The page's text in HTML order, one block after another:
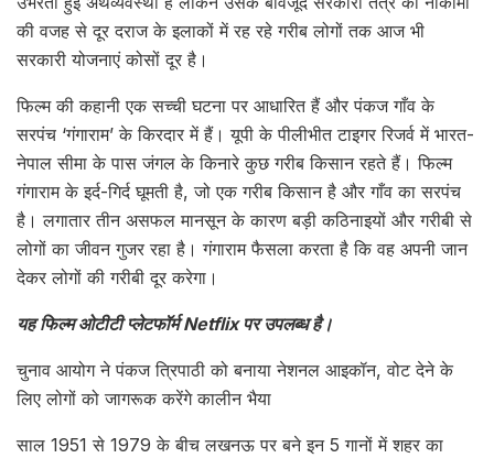
की वजह से दूर दराज के इलाकों में रह रहे गरीब लोगों तक आज भी
सरकारी योजनाएं कोसों दूर है।
फिल्म की कहानी एक सच्ची घटना पर आधारित हैं और पंकज गाँव के
सरपंच ‘गंगाराम’ के किरदार में हैं। यूपी के पीलीभीत टाइगर रिजर्व में भारत-
नेपाल सीमा के पास जंगल के किनारे कुछ गरीब किसान रहते हैं। फिल्म
गंगाराम के इर्द-गिर्द घूमती है, जो एक गरीब किसान है और गाँव का सरपंच
है। लगातार तीन असफल मानसून के कारण बड़ी कठिनाइयों और गरीबी से
लोगों का जीवन गुजर रहा है। गंगाराम फैसला करता है कि वह अपनी जान
देकर लोगों की गरीबी दूर करेगा।
यह फिल्म ओटीटी प्लेटफॉर्म Netflix पर उपलब्ध है।
चुनाव आयोग ने पंकज त्रिपाठी को बनाया नेशनल आइकॉन, वोट देने के
लिए लोगों को जागरूक करेंगे कालीन भैया
साल 1951 से 1979 के बीच लखनऊ पर बने इन 5 गानों में शहर का